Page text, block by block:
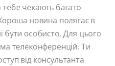
чекають багато
новина полягає в
особисто. Для цього
телеконференцій. Ти
від консультанта